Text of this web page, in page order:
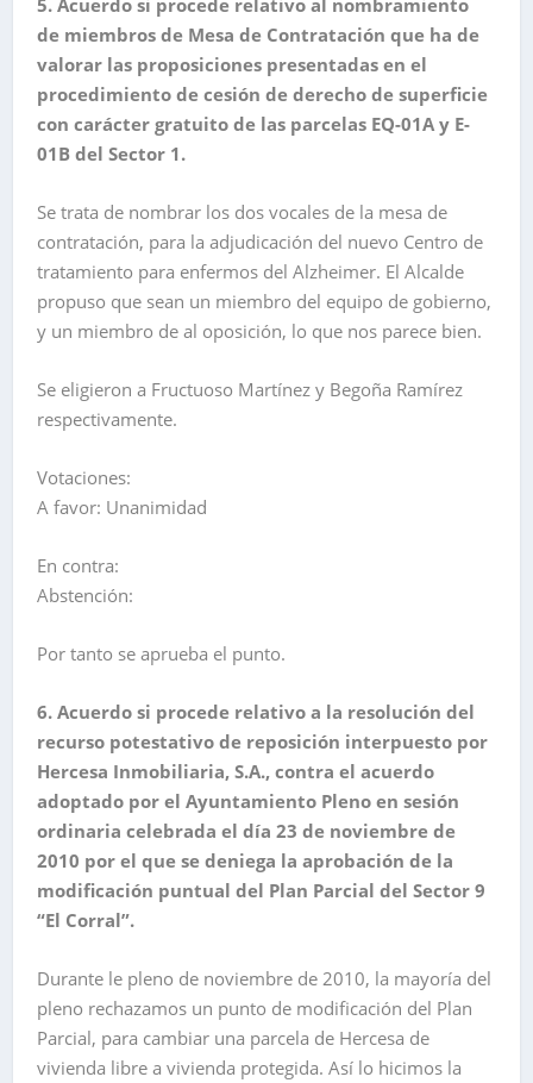
5. Acuerdo si procede relativo al nombramiento
de miembros de Mesa de Contratación que ha de
valorar las proposiciones presentadas en el
procedimiento de cesión de derecho de superficie
con carácter gratuito de las parcelas EQ-01A y E-
01B del Sector 1.
Se trata de nombrar los dos vocales de la mesa de
contratación, para la adjudicación del nuevo Centro de
tratamiento para enfermos del Alzheimer. El Alcalde
propuso que sean un miembro del equipo de gobierno,
y un miembro de al oposición, lo que nos parece bien.
Se eligieron a Fructuoso Martínez y Begoña Ramírez
respectivamente.
Votaciones:
A favor: Unanimidad
En contra:
Abstención:
Por tanto se aprueba el punto.
6. Acuerdo si procede relativo a la resolución del
recurso potestativo de reposición interpuesto por
Hercesa Inmobiliaria, S.A., contra el acuerdo
adoptado por el Ayuntamiento Pleno en sesión
ordinaria celebrada el día 23 de noviembre de
2010 por el que se deniega la aprobación de la
modificación puntual del Plan Parcial del Sector 9
“El Corral”.
Durante le pleno de noviembre de 2010, la mayoría del
pleno rechazamos un punto de modificación del Plan
Parcial, para cambiar una parcela de Hercesa de
vivienda libre a vivienda protegida. Así lo hicimos la